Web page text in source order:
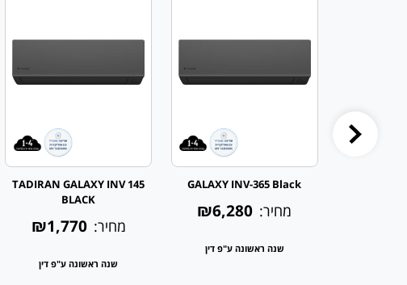
GALAXY INV-365 Black
מחיר: ₪6,280
שנה ראשונה ע"פ דין
TADIRAN GALAXY INV 145
BLACK
מחיר: ₪1,770
שנה ראשונה ע"פ דין